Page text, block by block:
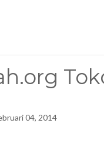
04, 2014